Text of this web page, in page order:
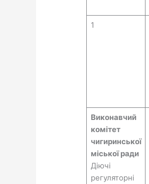
1
Виконавчий
комітет
чигиринської
міської ради
Діючі
регуляторні